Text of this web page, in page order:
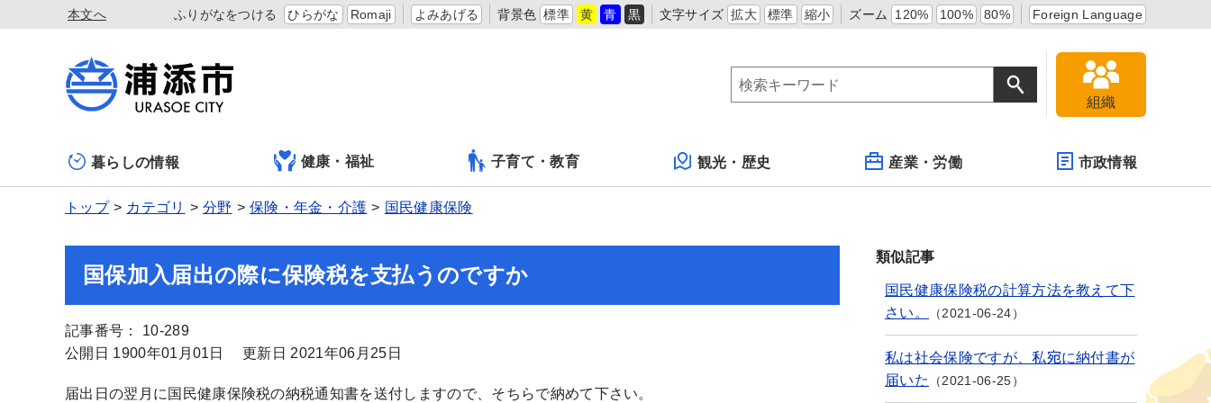
本文へ ふりがなをつける ひらがな Romaji よみあげる 背景色 標準 黄 青 黒 文字サイズ 拡大 標準 縮小 ズーム 120% 100% 80% Foreign Language
組織
暮らしの情報 健康・福祉 子育て・教育 観光・歴史 産業・労働 市政情報
トップ カテゴリ 分野 保険・年金・介護 国民健康保険
国保加入届出の際に保険税を支払うのですか
記事番号： 10-289
公開日 1900年01月01日
更新日 2021年06月25日
届出日の翌月に国民健康保険税の納税通知書を送付しますので、そちらで納めて下さい。
類似記事
国民健康保険税の計算方法を教えて下
さい。
2021-06-24
私は社会保険ですが、私宛に納付書が
届いた
2021-06-25